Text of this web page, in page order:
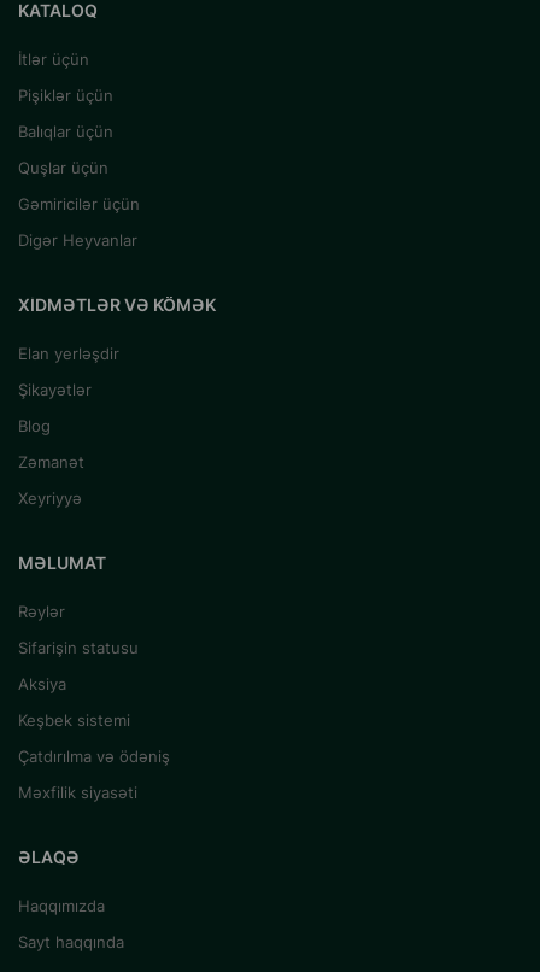
KATALOQ
İtlər üçün
Pişiklər üçün
Balıqlar üçün
Quşlar üçün
Gəmiricilər üçün
Digər Heyvanlar
XIDMƏTLƏR VƏ KÖMƏK
Elan yerləşdir
Şikayətlər
Blog
Zəmanət
Xeyriyyə
MƏLUMAT
Rəylər
Sifarişin statusu
Aksiya
Keşbek sistemi
Çatdırılma və ödəniş
Məxfilik siyasəti
ƏLAQƏ
Haqqımızda
Sayt haqqında